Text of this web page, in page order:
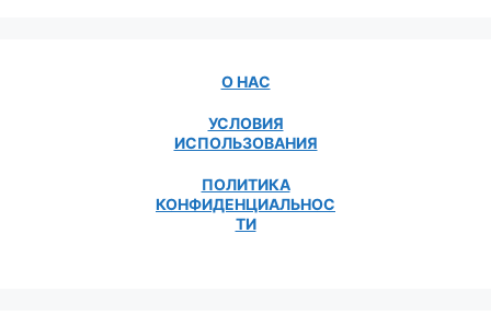
О НАС
УСЛОВИЯ
ИСПОЛЬЗОВАНИЯ
ПОЛИТИКА
КОНФИДЕНЦИАЛЬНОС
ТИ